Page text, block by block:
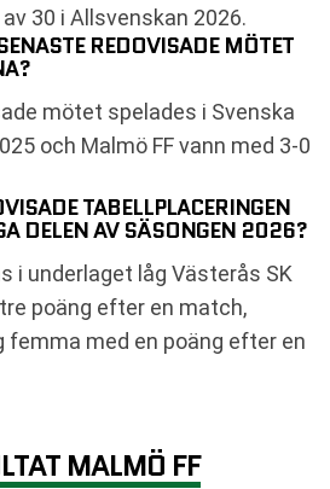
30 i Allsvenskan 2026.
REDOVISADE MÖTET
mötet spelades i Svenska
och Malmö FF vann med 3-0
TABELLPLACERINGEN
DELEN AV SÄSONGEN 2026?
i underlaget låg Västerås SK
poäng efter en match,
femma med en poäng efter en
MALMÖ FF